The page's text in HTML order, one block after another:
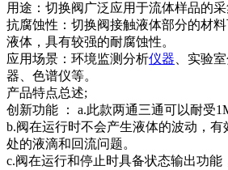
用途：切换阀广泛应用于流体样品的采
抗腐蚀性：切换阀接触液体部分的材
液体，具有较强的耐腐蚀性。
应用场景：环境监测分析仪器 、实验
器、色谱仪等。
产品特点总述;
创新功能 ： a.此款两通三通可以耐受
b.阀在运行时不会产生液体的波动，有
处的液滴和回流问题。
c.阀在运行和停止时具备状态输出功能